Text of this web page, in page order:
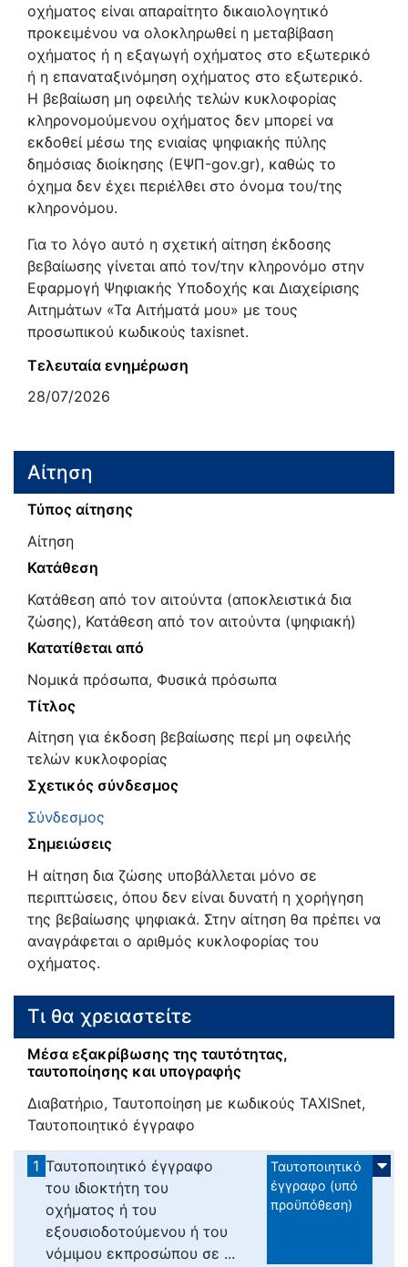
οχήματος είναι απαραίτητο δικαιολογητικό
προκειμένου να ολοκληρωθεί η μεταβίβαση
οχήματος ή η εξαγωγή οχήματος στο εξωτερικό
ή η επαναταξινόμηση οχήματος στο εξωτερικό.
Η βεβαίωση μη οφειλής τελών κυκλοφορίας
κληρονομούμενου οχήματος δεν μπορεί να
εκδοθεί μέσω της ενιαίας ψηφιακής πύλης
δημόσιας διοίκησης (ΕΨΠ-gov.gr), καθώς το
όχημα δεν έχει περιέλθει στο όνομα του/της
κληρονόμου.
Για το λόγο αυτό η σχετική αίτηση έκδοσης
βεβαίωσης γίνεται από τον/την κληρονόμο στην
Εφαρμογή Ψηφιακής Υποδοχής και Διαχείρισης
Αιτημάτων «Τα Αιτήματά μου» με τους
προσωπικού κωδικούς taxisnet.
Τελευταία ενημέρωση
28/07/2026
Αίτηση
Τύπος αίτησης
Αίτηση
Κατάθεση
Κατάθεση από τον αιτούντα (αποκλειστικά δια
ζώσης), Κατάθεση από τον αιτούντα (ψηφιακή)
Κατατίθεται από
Νομικά πρόσωπα, Φυσικά πρόσωπα
Τίτλος
Αίτηση για έκδοση βεβαίωσης περί μη οφειλής
τελών κυκλοφορίας
Σχετικός σύνδεσμος
Σύνδεσμος
Σημειώσεις
Η αίτηση δια ζώσης υποβάλλεται μόνο σε
περιπτώσεις, όπου δεν είναι δυνατή η χορήγηση
της βεβαίωσης ψηφιακά. Στην αίτηση θα πρέπει να
αναγράφεται ο αριθμός κυκλοφορίας του
οχήματος.
Τι θα χρειαστείτε
Μέσα εξακρίβωσης της ταυτότητας,
ταυτοποίησης και υπογραφής
Διαβατήριο, Ταυτοποίηση με κωδικούς TAXISnet,
Ταυτοποιητικό έγγραφο
1 Ταυτοποιητικό έγγραφο
του ιδιοκτήτη του
οχήματος ή του
εξουσιοδοτούμενου ή του
νόμιμου εκπροσώπου σε ...
Ταυτοποιητικό
έγγραφο (υπό
προϋπόθεση)